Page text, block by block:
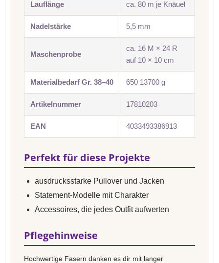
Lauflänge ca. 80 m je Knäuel
Nadelstärke 5,5 mm
Maschenprobe
ca. 16 M × 24 R
auf 10 × 10 cm
Materialbedarf Gr. 38–40 650 13700 g
Artikelnummer 17810203
EAN 4033493386913
Perfekt für diese Projekte
ausdrucksstarke Pullover und Jacken
Statement-Modelle mit Charakter
Accessoires, die jedes Outfit aufwerten
Pflegehinweise
Hochwertige Fasern danken es dir mit langer